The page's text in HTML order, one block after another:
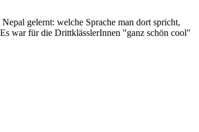
gelernt: welche Sprache man dort spricht,
war für die DrittklässlerInnen "ganz schön cool"